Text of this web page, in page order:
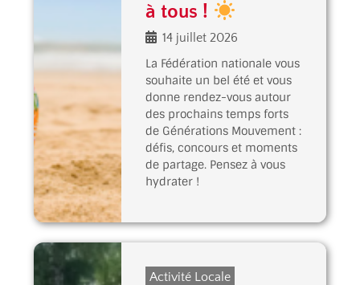
à tous !
14 juillet 2026
La Fédération nationale vous
souhaite un bel été et vous
donne rendez-vous autour
des prochains temps forts
de Générations Mouvement :
défis, concours et moments
de partage. Pensez à vous
hydrater !
Activité Locale